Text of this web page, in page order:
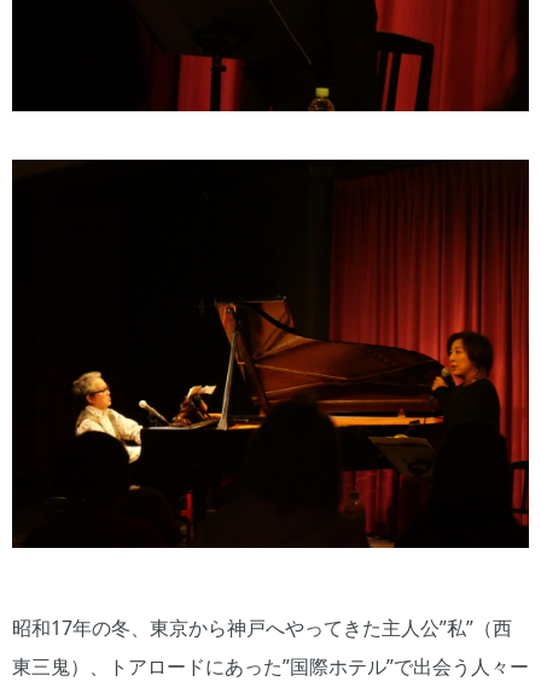
昭和17年の冬、東京から神戸へやってきた主人公”私”（西
東三鬼）、トアロードにあった”国際ホテル”で出会う人々ー